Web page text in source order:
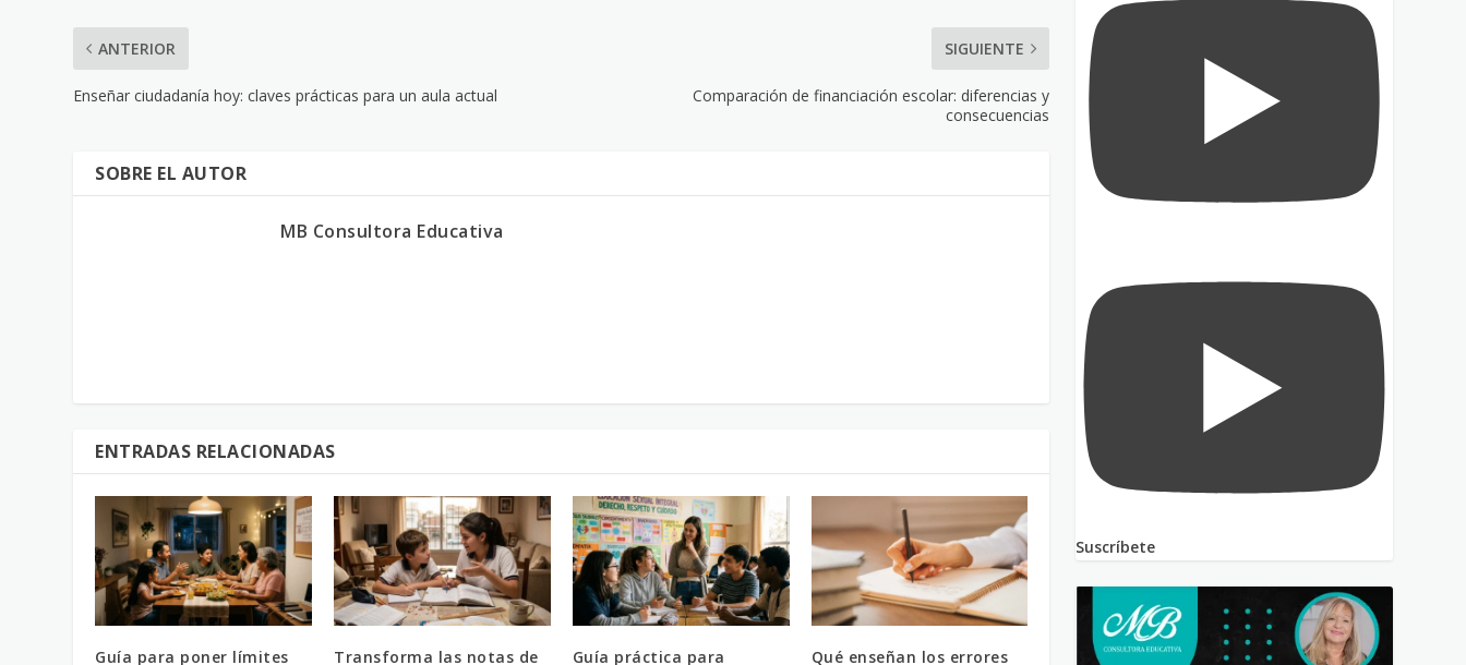
ANTERIOR
Enseñar ciudadanía hoy: claves prácticas para un aula actual
SIGUIENTE
Comparación de financiación escolar: diferencias y
consecuencias
SOBRE EL AUTOR
MB Consultora Educativa
ENTRADAS RELACIONADAS
Guía para poner límites Transforma las notas de Guía práctica para Qué enseñan los errores
Suscríbete